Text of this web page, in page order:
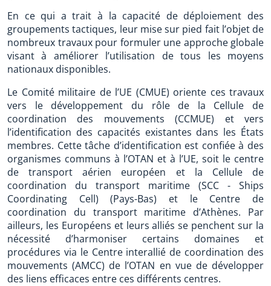
En ce qui a trait à la capacité de déploiement des
groupements tactiques, leur mise sur pied fait l’objet de
nombreux travaux pour formuler une approche globale
visant à améliorer l’utilisation de tous les moyens
nationaux disponibles.
Le Comité militaire de l’UE (CMUE) oriente ces travaux
vers le développement du rôle de la Cellule de
coordination des mouvements (CCMUE) et vers
l’identification des capacités existantes dans les États
membres. Cette tâche d’identification est confiée à des
organismes communs à l’OTAN et à l’UE, soit le centre
de transport aérien européen et la Cellule de
coordination du transport maritime (SCC - Ships
Coordinating Cell) (Pays-Bas) et le Centre de
coordination du transport maritime d’Athènes. Par
ailleurs, les Européens et leurs alliés se penchent sur la
nécessité d’harmoniser certains domaines et
procédures via le Centre interallié de coordination des
mouvements (AMCC) de l’OTAN en vue de développer
des liens efficaces entre ces différents centres.